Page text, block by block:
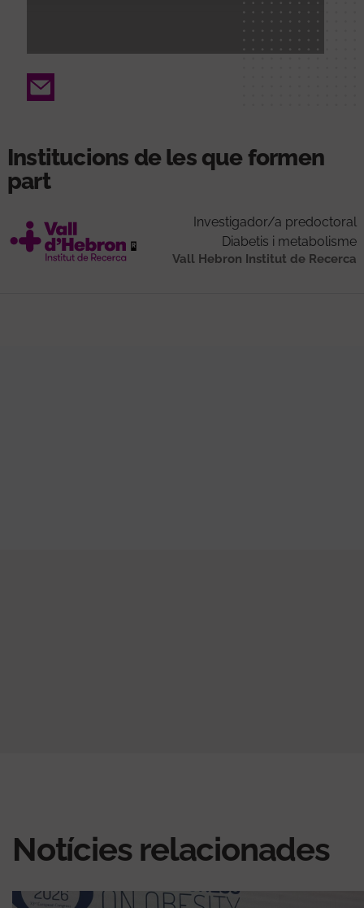
Email
Institucions de les que formen
part
Investigador/a predoctoral
Diabetis i metabolisme
Vall Hebron Institut de Recerca
Notícies relacionades